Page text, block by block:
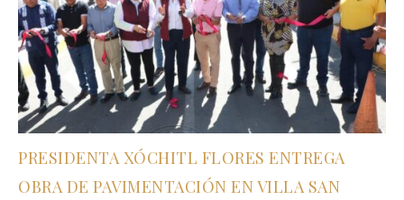
PRESIDENTA XÓCHITL FLORES ENTREGA
OBRA DE PAVIMENTACIÓN EN VILLA SAN